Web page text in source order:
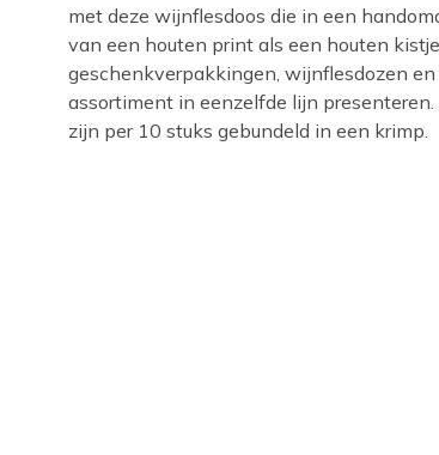
met deze wijnflesdoos die in een
van een houten print als een houten
geschenkverpakkingen, wijnflesdozen
assortiment in eenzelfde lijn
zijn per 10 stuks gebundeld in een krimp.